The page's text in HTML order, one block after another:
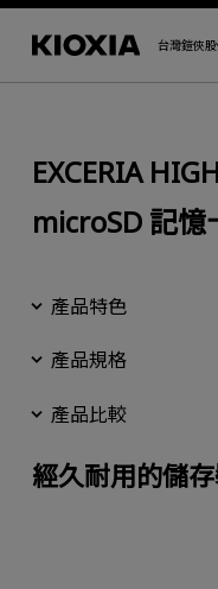
台灣鎧俠
EXCERIA
microSD 記憶
產品特色
產品規格
產品比較
經久耐用的儲